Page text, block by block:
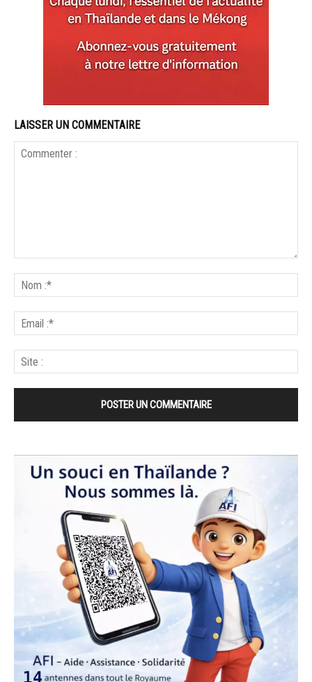
LAISSER UN COMMENTAIRE